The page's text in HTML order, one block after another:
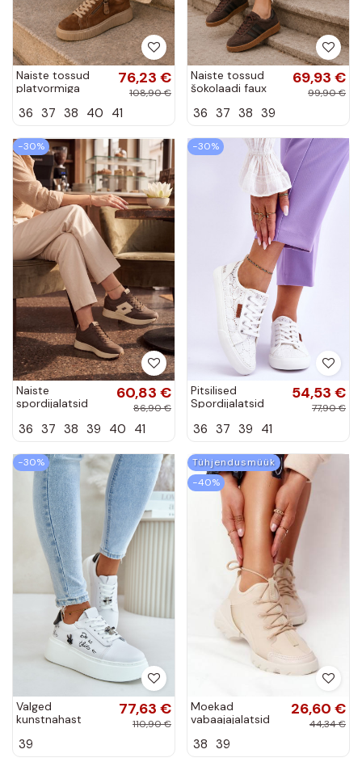
Naiste tossud
platvormiga
Corisa
76,23 €
108,90 €
36 37 38 40 41
Naiste tossud
šokolaadi faux
69,93 €
99,90 €
36 37 38 39
−30%
Naiste
spordijalatsid
CALENTO
60,83 €
86,90 €
36 37 38 39 40 41
−30%
Pitsilised
Spordijalatsid
W274925 valget
54,53 €
77,90 €
36 37 39 41
−30%
Valged
kunstnahast
spordijalatsid
77,63 €
110,90 €
39
Tühjendusmüük
−40%
Moekad
vabaajajalatsid
This Way
26,60 €
44,34 €
38 39